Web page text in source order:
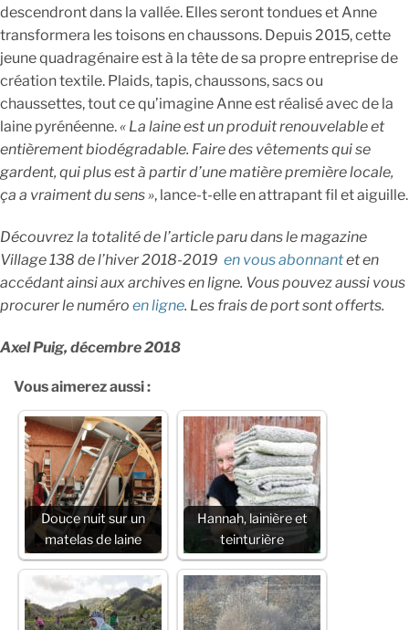
descendront dans la vallée. Elles seront tondues et Anne
transformera les toisons en chaussons. Depuis 2015, cette
jeune quadragénaire est à la tête de sa propre entreprise de
création textile. Plaids, tapis, chaussons, sacs ou
chaussettes, tout ce qu’imagine Anne est réalisé avec de la
laine pyrénéenne.« La laine est un produit renouvelable et
entièrement biodégradable. Faire des vêtements qui se
gardent, qui plus est à partir d’une matière première locale,
ça a vraiment du sens », lance-t-elle en attrapant fil et aiguille.
Découvrez la totalité de l’article paru dans le magazine
Village 138 de l’hiver 2018-2019 en vous abonnantet en
accédant ainsi aux archives en ligne. Vous pouvez aussi vous
procurer le numéro en ligne. Les frais de port sont offerts.
Axel Puig, décembre 2018
Vous aimerez aussi :
Douce nuit sur un
matelas de laine
Hannah, lainière et
teinturière